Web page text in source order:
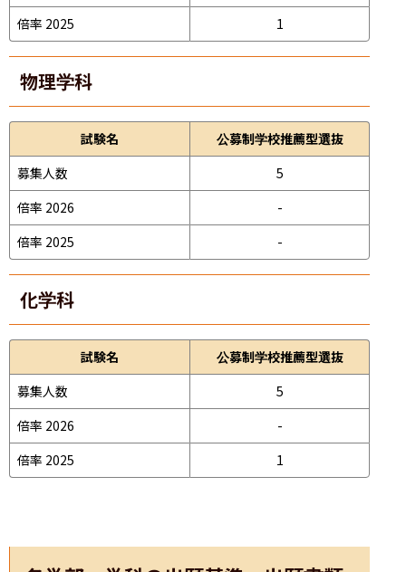
倍率 2025 1
物理学科
試験名
公募制学校推薦型選抜
募集人数
5
倍率 2026
-
倍率 2025
-
化学科
試験名
公募制学校推薦型選抜
募集人数
5
倍率 2026
-
倍率 2025
1